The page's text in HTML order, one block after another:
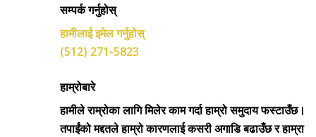
सम्पर्क गर्नुहोस्
हामीलाई इमेल गर्नुहोस्
(512) 271-5823
हाम्रोबारे
हामीले राम्रोका लागि मिलेर काम गर्दा हाम्रो समुदाय फस्टाउँछ।
तपाईंको मद्दतले हाम्रो कारणलाई कसरी अगाडि बढाउँछ र हाम्रा